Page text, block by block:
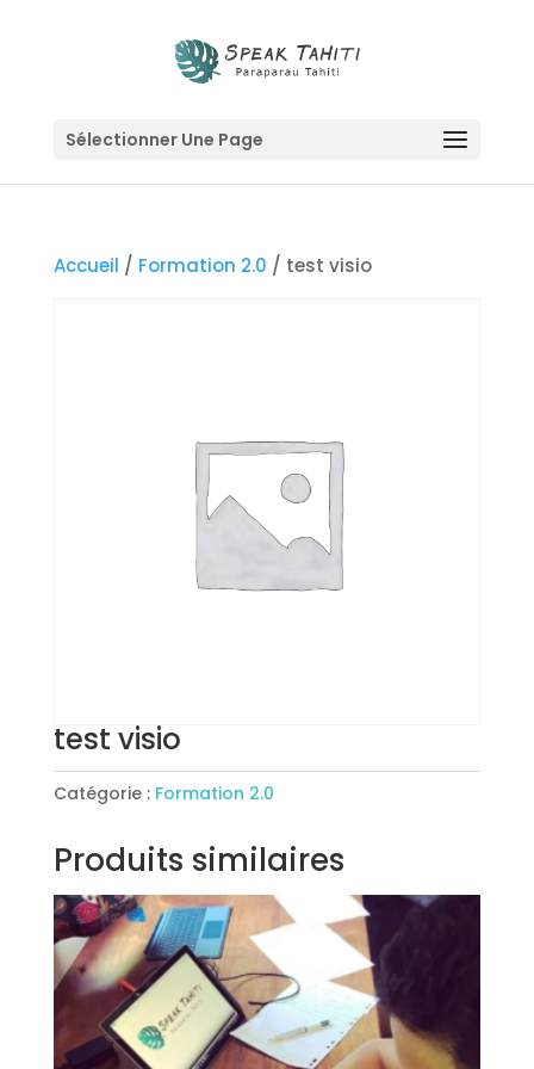
Sélectionner Une Page
Accueil / Formation 2.0 / test visio
test visio
Catégorie : Formation 2.0
Produits similaires